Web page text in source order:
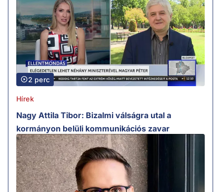
2 perc
Hírek
Nagy Attila Tibor: Bizalmi válságra utal a
kormányon belüli kommunikációs zavar